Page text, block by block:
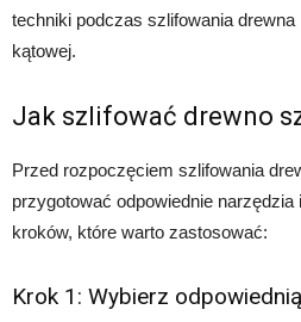
techniki podczas szlifowania
kątowej.
Jak szlifować drewno
Przed rozpoczęciem szlifowania
przygotować odpowiednie
kroków, które warto zastosować:
Krok 1: Wybierz